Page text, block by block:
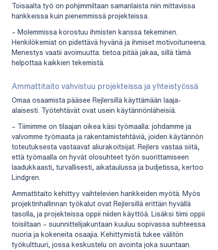
Toisaalta työ on pohjimmiltaan samanlaista niin mittavissa
hankkeissa kuin pienemmissä projekteissa.
– Molemmissa korostuu ihmisten kanssa tekeminen.
Henkilökemiat on pidettävä hyvänä ja ihmiset motivoituneena.
Menestys vaatii avoimuutta: tietoa pitää jakaa, sillä tämä
helpottaa kaikkien tekemistä.
Ammattitaito vahvistuu projekteissa ja yhteistyössä
Omaa osaamista pääsee Rejlersillä käyttämään laaja-
alaisesti. Työtehtävät ovat usein käytännönläheisiä.
– Tiimimme on tilaajan oikea käsi työmaalla: johdamme ja
valvomme työmaata ja rakentamistehtäviä, joiden käytännön
toteutuksesta vastaavat aliurakoitsijat. Rejlers vastaa siitä,
että työmaalla on hyvät olosuhteet työn suorittamiseen
laadukkaasti, turvallisesti, aikataulussa ja budjetissa, kertoo
Lindgren.
Ammattitaito kehittyy vaihtelevien hankkeiden myötä. Myös
projektinhallinnan työkalut ovat Rejlersillä erittäin hyvällä
tasolla, ja projekteissa oppii niiden käyttöä. Lisäksi tiimi oppii
toisiltaan – suunnittelijakuntaan kuuluu sopivassa suhteessa
nuoria ja kokeneita osaajia. Kehittymistä tukee välitön
työkulttuuri, jossa keskustelu on avointa joka suuntaan.